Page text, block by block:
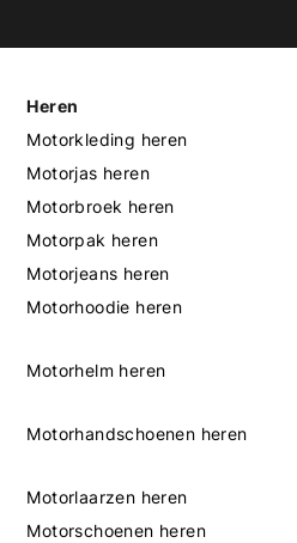
Heren
Motorkleding heren
Motorjas heren
Motorbroek heren
Motorpak heren
Motorjeans heren
Motorhoodie heren
Motorhelm heren
Motorhandschoenen heren
Motorlaarzen heren
Motorschoenen heren